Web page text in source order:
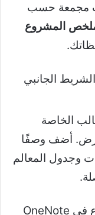
مجمعة حسب
المشروع
الخاصة
أضف وصفًا
وجدول المعالم